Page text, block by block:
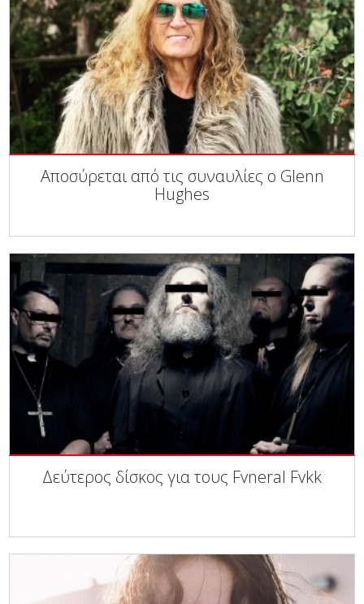
Αποσύρεται από τις συναυλίες ο Glenn
Hughes
Δεύτερος δίσκος για τους Fvneral Fvkk